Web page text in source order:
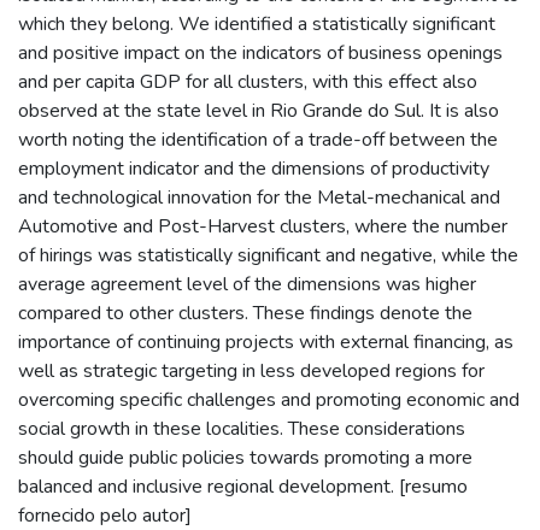
which they belong. We identified a statistically significant
and positive impact on the indicators of business openings
and per capita GDP for all clusters, with this effect also
observed at the state level in Rio Grande do Sul. It is also
worth noting the identification of a trade-off between the
employment indicator and the dimensions of productivity
and technological innovation for the Metal-mechanical and
Automotive and Post-Harvest clusters, where the number
of hirings was statistically significant and negative, while the
average agreement level of the dimensions was higher
compared to other clusters. These findings denote the
importance of continuing projects with external financing, as
well as strategic targeting in less developed regions for
overcoming specific challenges and promoting economic and
social growth in these localities. These considerations
should guide public policies towards promoting a more
balanced and inclusive regional development. [resumo
fornecido pelo autor]